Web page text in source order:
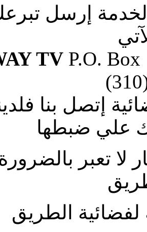
إرسل
TVP.O. Box
إتصل بنا
علي ضبطها
لا تعبر
الطريق